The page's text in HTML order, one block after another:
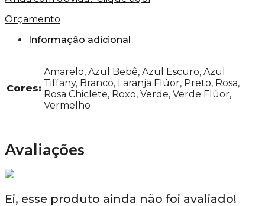
Orçamento
Informação adicional
Cores:
Amarelo, Azul Bebê, Azul Escuro, Azul
Tiffany, Branco, Laranja Flúor, Preto, Rosa,
Rosa Chiclete, Roxo, Verde, Verde Flúor,
Vermelho
Avaliações
Ei, esse produto ainda não foi avaliado!